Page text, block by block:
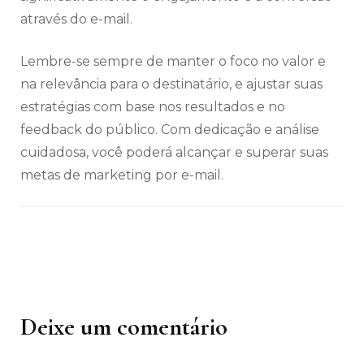
através do e-mail.
Lembre-se sempre de manter o foco no valor e
na relevância para o destinatário, e ajustar suas
estratégias com base nos resultados e no
feedback do público. Com dedicação e análise
cuidadosa, você poderá alcançar e superar suas
metas de marketing por e-mail.
Navegação
Deixe um comentário